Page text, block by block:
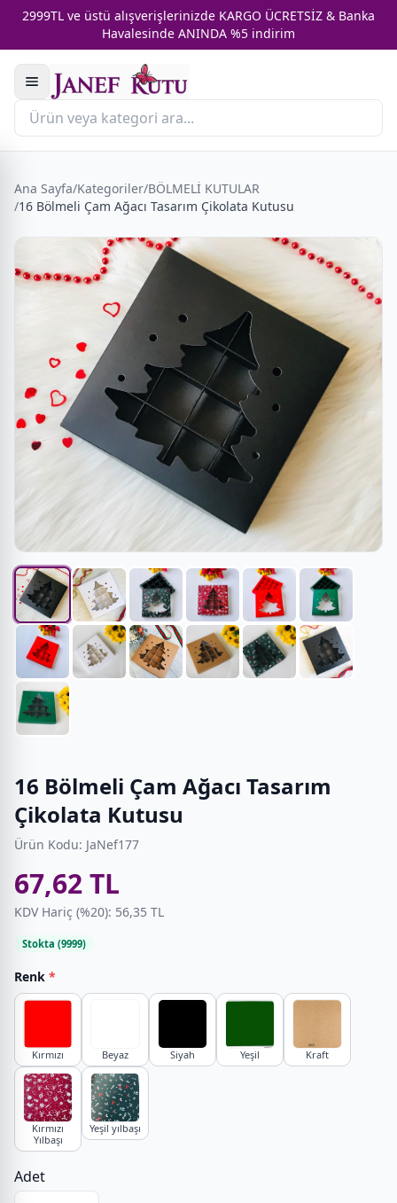
2999TL ve üstü alışverişlerinizde KARGO ÜCRETSİZ & Banka
Havalesinde ANINDA %5 indirim
Ana Sayfa/Kategoriler/BÖLMELİ KUTULAR
/16 Bölmeli Çam Ağacı Tasarım Çikolata Kutusu
16 Bölmeli Çam Ağacı Tasarım
Çikolata Kutusu
Ürün Kodu: JaNef177
67,62 TL
KDV Hariç (%20): 56,35 TL
Stokta (9999)
Renk *
Kırmızı Beyaz Siyah Yeşil Kraft
Kırmızı
Yılbaşı
Yeşil yılbaşı
Adet